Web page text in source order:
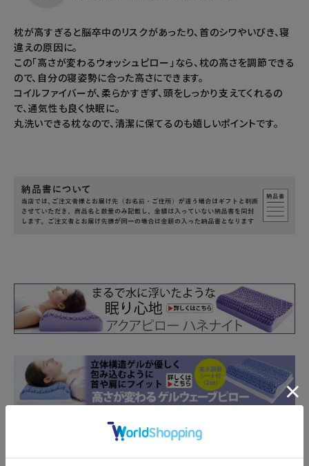
枕が高すぎると脳卒中のリスクがあったり、首のシワやいびき、寝
違えの原因に。
この「高さが変わるウォッシュピロー」なら、枕の高さを調節できる
ので、自分の寝姿勢に合った高さにできます。
コイルファイバーが、柔らかすぎず、頭をしっかり支えてくれるの
で、通気性も良く快眠に。
丸洗いできる枕なので、清潔に保てるのも嬉しいポイントです。